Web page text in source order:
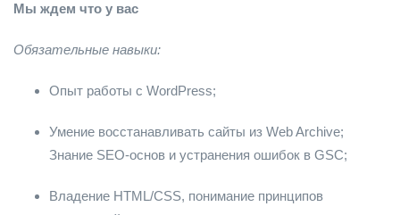
Мы ждем что у вас
Обязательные навыки:
Опыт работы с WordPress;
Умение восстанавливать сайты из Web Archive;
Знание SEO-основ и устранения ошибок в GSC;
Владение HTML/CSS, понимание принципов